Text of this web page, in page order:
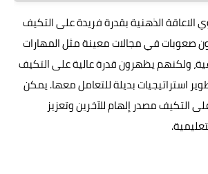
الاعاقة الذهنية بقدرة فريدة على التكيف
صعوبات في مجالات معينة مثل المهارات
ولكنهم يظهرون قدرة عالية على التكيف
استراتيجيات بديلة للتعامل معها. يمكن
التكيف مصدر إلهام للآخرين وتعزيز